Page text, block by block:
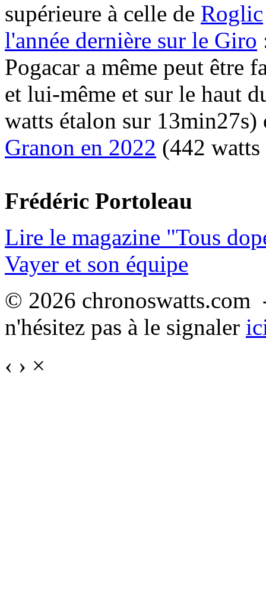
supérieure à celle de Roglic
l'année dernière sur le Giro
Pogacar a même peut être
et lui-même et sur le haut
watts étalon sur
Granon en 2022 (442
Frédéric Portoleau
Lire le magazine "Tous
Vayer et son équipe
© 2026
n'hésitez pas à le signaler
‹ › ×